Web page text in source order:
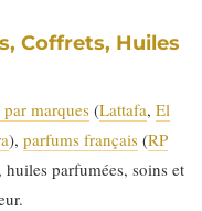
Coffrets, Huiles
marques(Lattafa, El
), parfums français (RP
, huiles parfumées, soins et